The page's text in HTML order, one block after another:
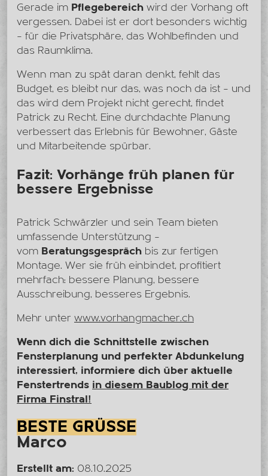
Gerade im Pflegebereich wird der Vorhang oft
vergessen. Dabei ist er dort besonders wichtig
– für die Privatsphäre, das Wohlbefinden und
das Raumklima.
Wenn man zu spät daran denkt, fehlt das
Budget, es bleibt nur das, was noch da ist – und
das wird dem Projekt nicht gerecht, findet
Patrick zu Recht. Eine durchdachte Planung
verbessert das Erlebnis für Bewohner, Gäste
und Mitarbeitende spürbar.
Fazit: Vorhänge früh planen für
bessere Ergebnisse
Patrick Schwärzler und sein Team bieten
umfassende Unterstützung –
vom Beratungsgespräch bis zur fertigen
Montage. Wer sie früh einbindet, profitiert
mehrfach: bessere Planung, bessere
Ausschreibung, besseres Ergebnis.
Mehr unter www.vorhangmacher.ch
Wenn dich die Schnittstelle zwischen
Fensterplanung und perfekter Abdunkelung
interessiert, informiere dich über aktuelle
Fenstertrends in diesem Baublog mit der
Firma Finstral!
BESTE GRÜSSE
Marco
Erstellt am: 08.10.2025